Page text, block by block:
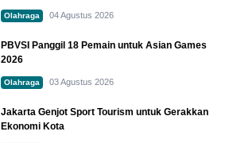
Olahraga 04 Agustus 2026
PBVSI Panggil 18 Pemain untuk Asian Games
2026
Olahraga 03 Agustus 2026
Jakarta Genjot Sport Tourism untuk Gerakkan
Ekonomi Kota